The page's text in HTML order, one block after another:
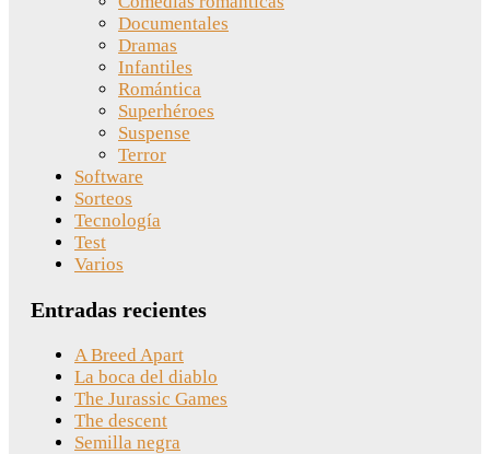
Documentales
Dramas
Infantiles
Romántica
Superhéroes
Suspense
Terror
Software
Sorteos
Tecnología
Test
Varios
Entradas recientes
A Breed Apart
La boca del diablo
The Jurassic Games
The descent
Semilla negra